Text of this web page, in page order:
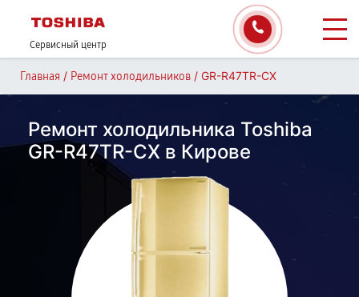
Сервисный центр
Главная / Ремонт холодильников / GR-R47TR-CX
Ремонт холодильника Toshiba
GR-R47TR-CX в Кирове